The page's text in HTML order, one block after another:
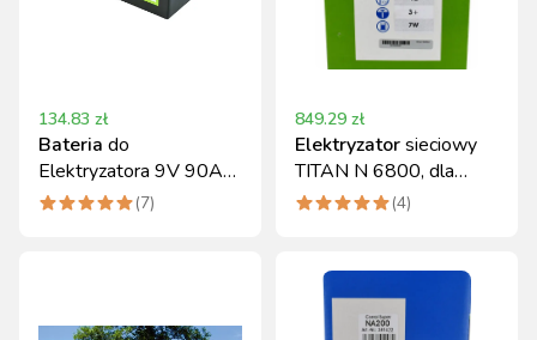
134.83 zł
Bateria do
Elektryzatora 9V 90Ah
Kerbl Cynkowo-
(7)
849.29 zł
Elektryzatorsieciowy
TITAN N 6800, dla
różnych zwierząt
(4)